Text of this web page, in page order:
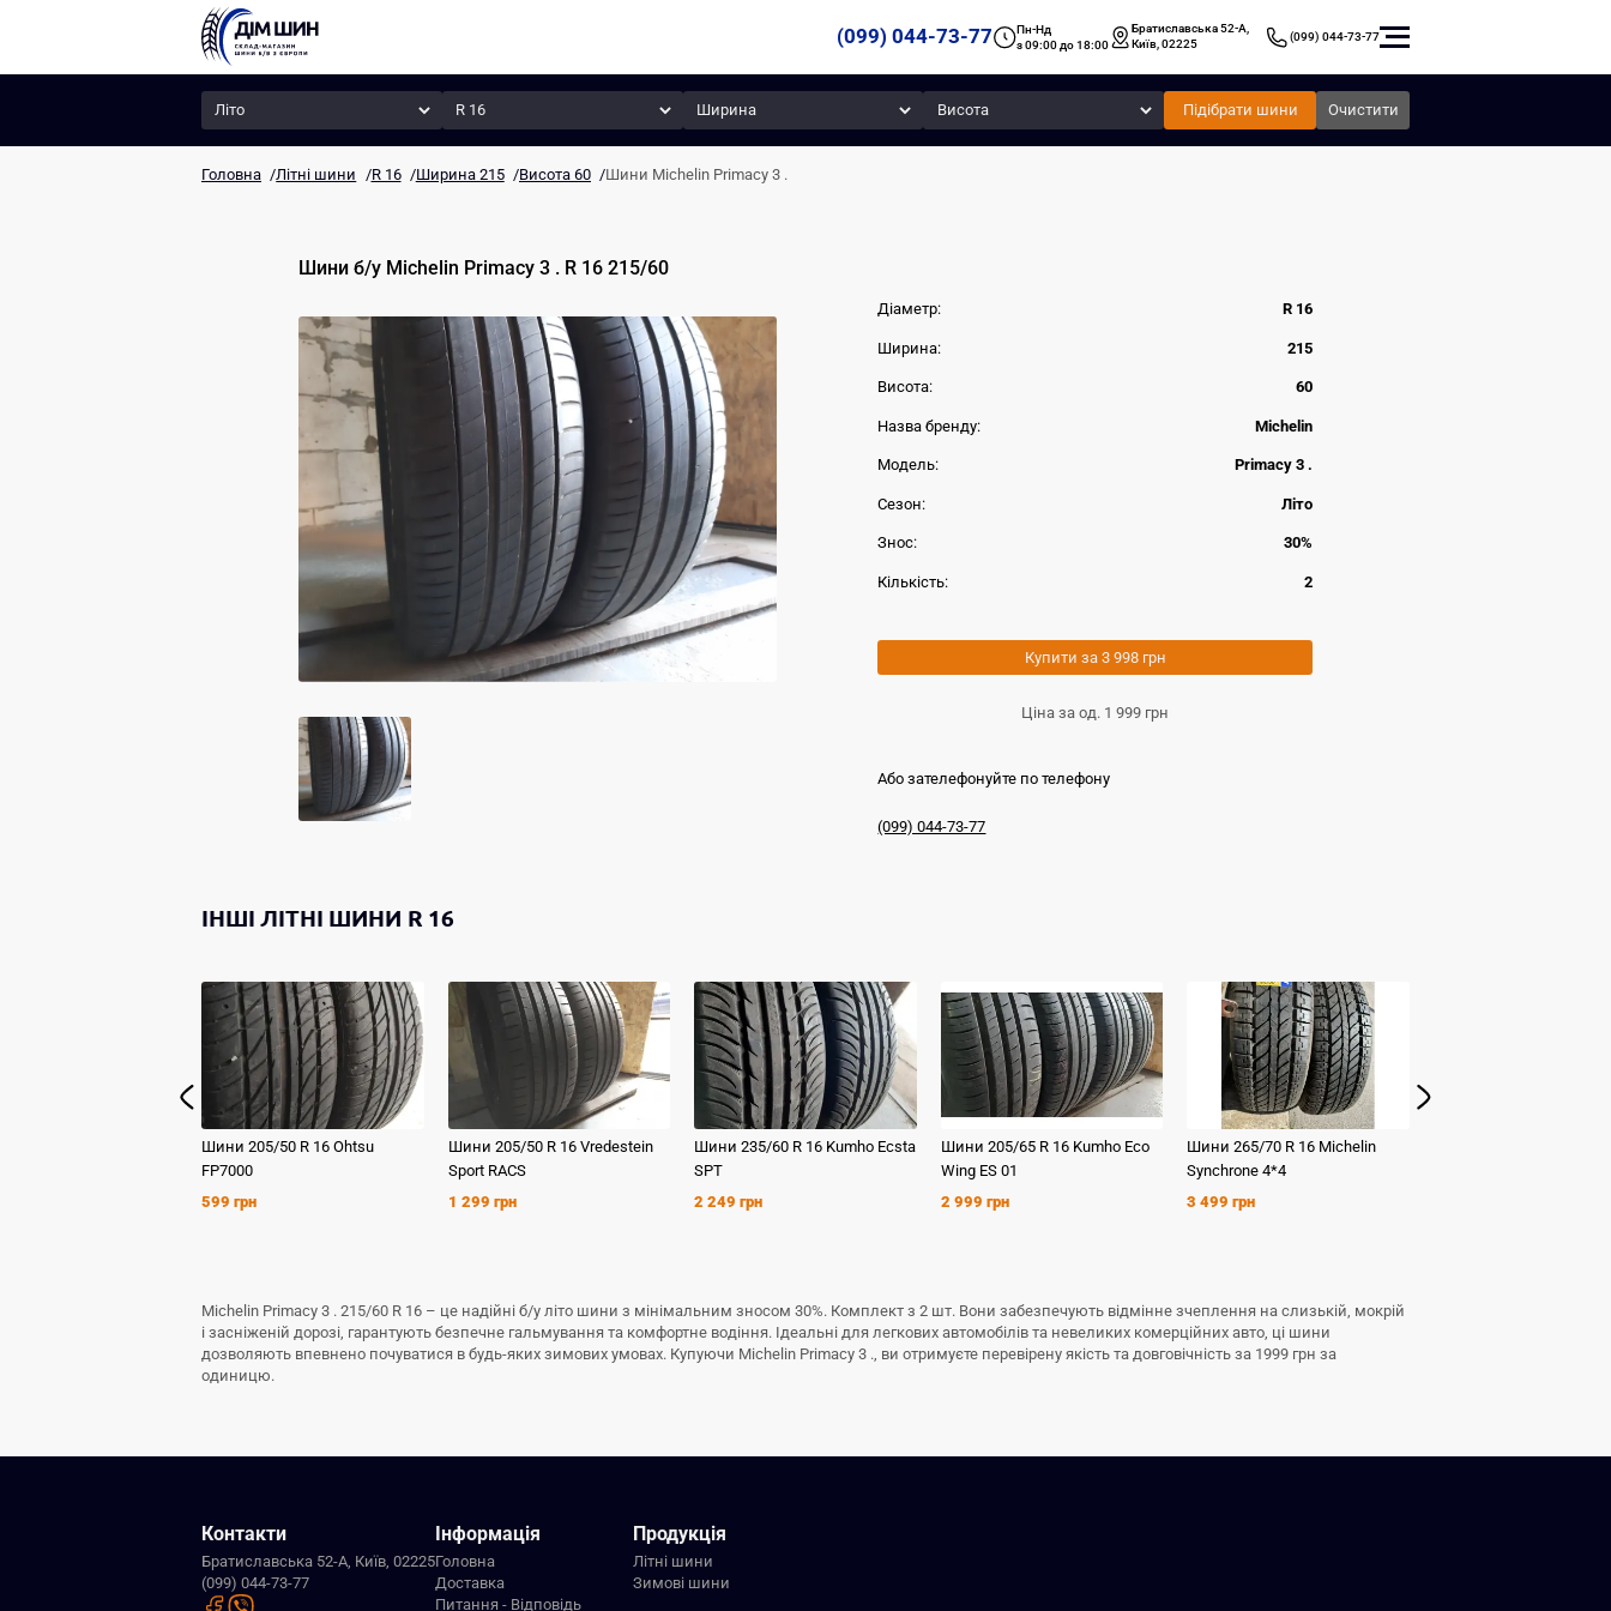
(099) 044-73-77
Пн-Нд
з 09:00 до 18:00
Братиславська 52-А,
Київ, 02225
(099) 044-73-77
Сезон Радіус Ширина Висота
Підібрати шини Очистити
Головна /Літні шини /R 16 /Ширина 215 /Висота 60 /Шини Michelin Primacy 3 .
Шини б/у Michelin Primacy 3 . R 16 215/60
Діаметр: R 16
Ширина: 215
Висота: 60
Назва бренду: Michelin
Модель: Primacy 3 .
Сезон: Літо
Знос: 30%
Кількість: 2
Купити за 3 998 грн
Ціна за од. 1 999 грн
Або зателефонуйте по телефону
(099) 044-73-77
ІНШІЛІТНІ ШИНИ R 16
Шини 205/50 R 16 Ohtsu
FP7000
599 грн
Шини 205/50 R 16 Vredestein
Sport RACS
1 299 грн
Шини235/60 R 16 Kumho Ecsta
SPT
2 249 грн
Шини 205/65 R 16 Kumho Eco
Wing ES 01
2 999 грн
Шини265/70 R 16 Michelin
Synchrone 4*4
3 499 грн
Michelin Primacy 3 . 215/60 R 16 – це надійні б/у літо шини з мінімальним зносом 30%. Комплект з 2 шт. Вони забезпечують відмінне зчеплення на слизькій, мокрій
і засніженій дорозі, гарантують безпечне гальмування та комфортне водіння. Ідеальні для легкових автомобілів та невеликих комерційних авто, ці шини
дозволяють впевнено почуватися в будь-яких зимових умовах. Купуючи Michelin Primacy 3 ., ви отримуєте перевірену якість та довговічність за 1999 грн за
одиницю.
Контакти
Братиславська 52-А, Київ, 02225
(099) 044-73-77
Інформація
Головна
Доставка
Питання - Відповідь
Продукція
Літні шини
Зимові шини